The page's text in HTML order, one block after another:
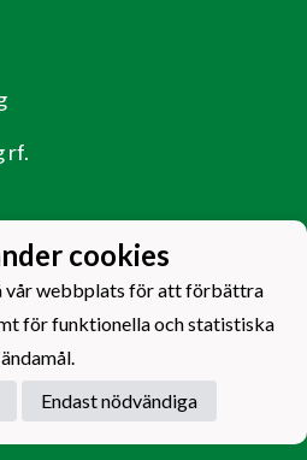
rf.
cookies
vår webbplats för att förbättra
för funktionella och statistiska
ändamål.
Endast nödvändiga